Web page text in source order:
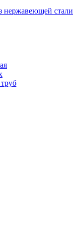
нержавеющей стали